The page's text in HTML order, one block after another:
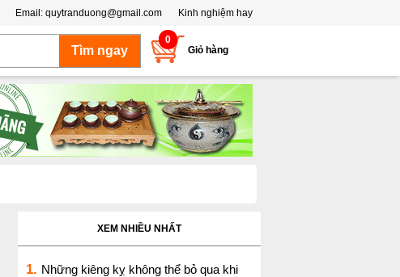
Email: quytranduong@gmail.com Kinh nghiệm hay
0
Giỏ hàng
XEM NHIỀU NHẤT
1. Những kiêng kỵ không thể bỏ qua khi